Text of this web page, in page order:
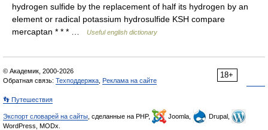
hydrogen sulfide by the replacement of half its hydrogen by an
element or radical potassium hydrosulfide KSH compare
mercaptan * * * …
Useful english dictionary
18+
© Академик, 2000-2026
Обратная связь: Техподдержка Реклама на сайте
👣 Путешествия
Экспорт словарей на сайты , сделанные на PHP, Joomla,
Drupal,
WordPress, MODx.